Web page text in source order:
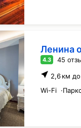
Ленина
4.3 45
2,6 км
Wi-Fi ·